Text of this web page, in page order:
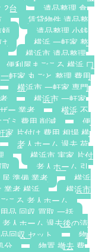
2台
遺品整理 食
賃貸物件 遺品整
頼
遺品整理 小銭
横浜 一軒家 整
横浜市 遺品整理
便利屋まごころ 横浜 口
一軒家 丸ごと 整理 費用
横浜市 一軒家 専門
横浜市 一軒家
ー 業者
横浜 不
ミ 費用 削減
便
家 片付け 費用 相場 横
老人ホーム 退去 荷
横浜市 実家 片付
老人ホーム 引
準備 業者
横浜
業者 横浜
横浜市
ころ 老人ホーム
品 回収 買取 一括
老人ホーム 退去後の清
回収 セット
物
分
物置 撤去 費